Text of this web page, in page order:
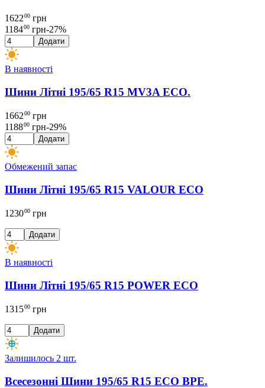
162200 грн
118400 грн-27%
Додати
В наявності
Шини Літні 195/65 R15 MV3A ECO.
166200 грн
118800 грн-29%
Додати
Обмежений запас
Шини Літні 195/65 R15 VALOUR ECO
123000 грн
Додати
В наявності
Шини Літні 195/65 R15 POWER ECO
131500 грн
Додати
Залишилось 2 шт.
Всесезонні Шини 195/65 R15 ECO BPE.